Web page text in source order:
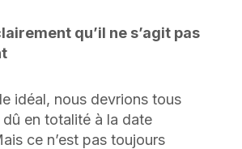
qu’il ne s’agit pas
idéal, nous devrions tous
en totalité à la date
ce n’est pas toujours